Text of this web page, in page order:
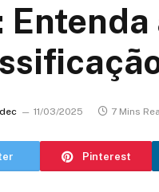
11/03/2025 7 Mins
Pinterest